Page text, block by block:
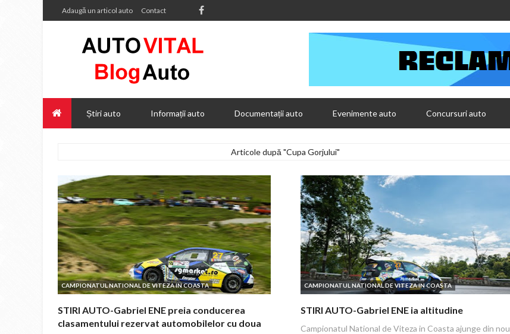
Adaugă un articol auto Contact
Știri auto Informații auto Documentații auto Evenimente auto Concursuri auto
Articole după "Cupa Gorjului"
CAMPIONATUL NATIONAL DE VITEZA IN COASTA
STIRI AUTO-Gabriel ENE preia conducerea
clasamentului rezervat automobilelor cu doua
CAMPIONATUL NATIONAL DE VITEZA IN COASTA
STIRI AUTO-Gabriel ENE ia altitudine
Campionatul National de Viteza in Coasta ajunge din nou